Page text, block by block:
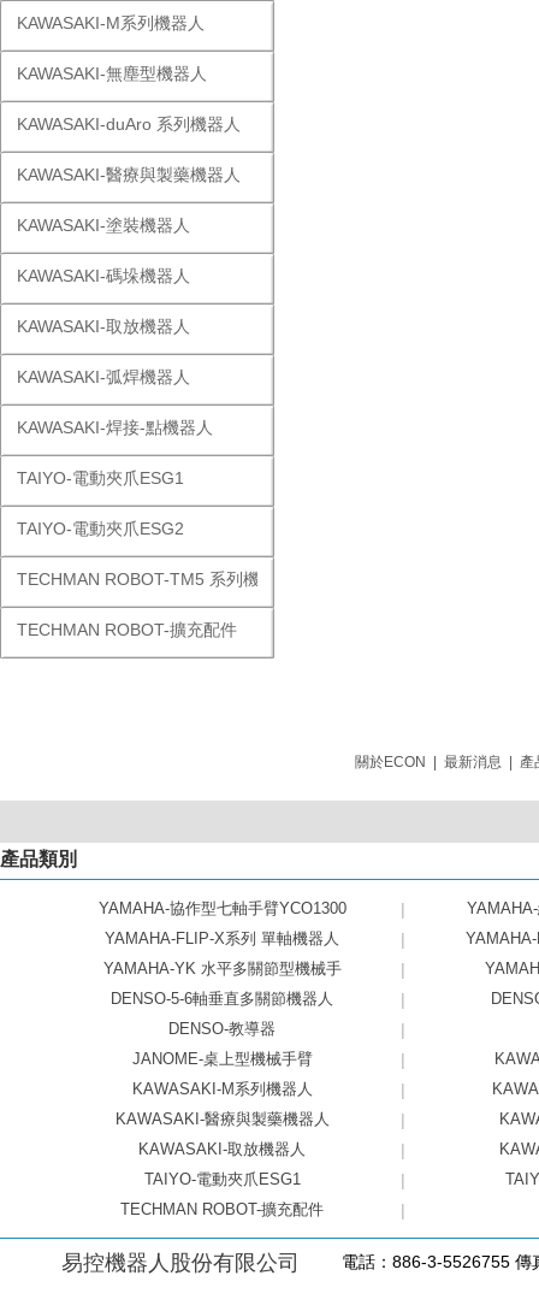
KAWASAKI-M系列機器人
KAWASAKI-無塵型機器人
KAWASAKI-duAro 系列機器人
KAWASAKI-醫療與製藥機器人
KAWASAKI-塗裝機器人
KAWASAKI-碼垛機器人
KAWASAKI-取放機器人
KAWASAKI-弧焊機器人
KAWASAKI-焊接-點機器人
TAIYO-電動夾爪ESG1
TAIYO-電動夾爪ESG2
TECHMAN ROBOT-TM5 系列機器人
TECHMAN ROBOT-擴充配件
關於ECON 最新消息 產
產品類別
YAMAHA-協作型七軸手臂YCO1300 |
YAMAHA-FLIP-X系列 單軸機器人
|
YAMAHA-YK 水平多關節型機械手
|
DENSO-5-6軸垂直多關節機器人
|
DENSO-教導器
|
JANOME-桌上型機械手臂
|
KAWASAKI-M系列機器人
|
KAWASAKI-醫療與製藥機器人
|
KAWASAKI-取放機器人
|
TAIYO-電動夾爪ESG1
|
TECHMAN ROBOT-擴充配件
|
易控機器人股份有限公司 電話：886-3-5526755